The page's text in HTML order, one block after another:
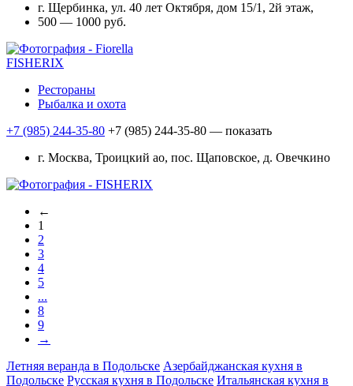
г. Щербинка, ул. 40 лет Октября, дом 15/1, 2й этаж,
500 — 1000 руб.
FISHERIX
Рестораны
Рыбалка и охота
+7 (985) 244-35-80 +7 (985) 244-35-80 — показать
г. Москва, Троицкий ао, пос. Щаповское, д. Овечкино
←
1
2
3
4
5
...
8
9
→
Летняя веранда в Подольске Азербайджанская кухня в
Подольске Русская кухня в Подольске Итальянская кухня в